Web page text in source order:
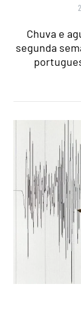
Chuva e
segunda